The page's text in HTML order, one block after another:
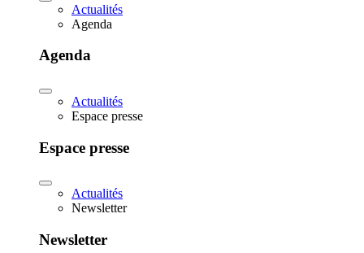
Actualités
Agenda
Agenda
Actualités
Espace presse
Espace presse
Actualités
Newsletter
Newsletter